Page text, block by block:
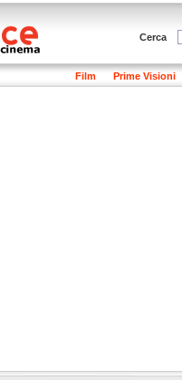
Cerca
Film Prime Visioni